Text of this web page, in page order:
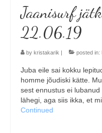
Jaanisurf
22.06.19
by kristakarik posted in:
Juba eile sai kokku
homme jõudiski kätte.
sest ennustus ei
lähegi, aga siis ikka, et
Continued